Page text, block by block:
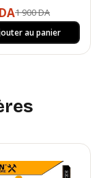
1 900 DA
au panier